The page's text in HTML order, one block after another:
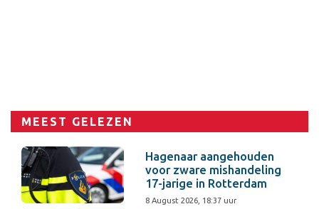
MEEST GELEZEN
Hagenaar aangehouden
voor zware mishandeling
17-jarige in Rotterdam
8 August 2026, 18:37 uur